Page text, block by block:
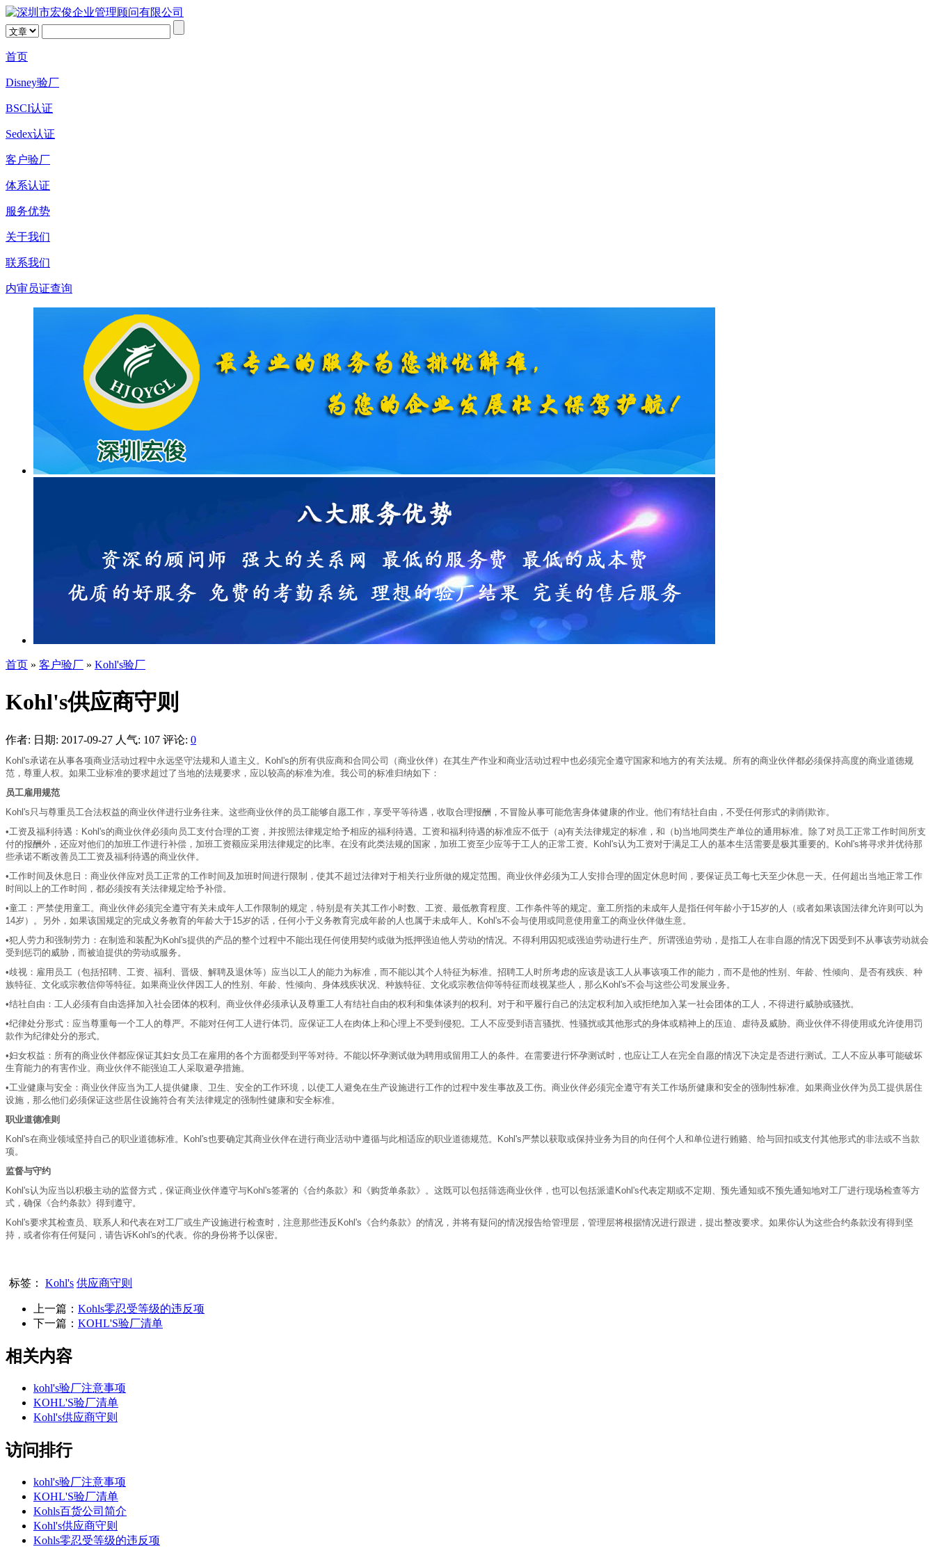
首页
Disney验厂
BSCI认证
Sedex认证
客户验厂
体系认证
服务优势
关于我们
联系我们
内审员证查询
首页 » 客户验厂 » Kohl's验厂
Kohl's供应商守则
作者: 日期: 2017-09-27 人气: 107 评论: 0
Kohl's承诺在从事各项商业活动过程中永远坚守法规和人道主义。Kohl's的所有供应商和合同公司（商业伙伴）在其生产作业和商业活动过程中也必须完全遵守国家和地方的有关法规。所有的商业伙伴都必须保持高度的商业道德规
范，尊重人权。如果工业标准的要求超过了当地的法规要求，应以较高的标准为准。我公司的标准归纳如下：
员工雇用规范
Kohl's只与尊重员工合法权益的商业伙伴进行业务往来。这些商业伙伴的员工能够自愿工作，享受平等待遇，收取合理报酬，不冒险从事可能危害身体健康的作业。他们有结社自由，不受任何形式的剥削欺诈。
•工资及福利待遇：Kohl's的商业伙伴必须向员工支付合理的工资，并按照法律规定给予相应的福利待遇。工资和福利待遇的标准应不低于（a)有关法律规定的标准，和（b)当地同类生产单位的通用标准。除了对员工正常工作时间所支
付的报酬外，还应对他们的加班工作进行补偿，加班工资额应采用法律规定的比率。在没有此类法规的国家，加班工资至少应等于工人的正常工资。Kohl's认为工资对于满足工人的基本生活需要是极其重要的。Kohl's将寻求并优待那
些承诺不断改善员工工资及福利待遇的商业伙伴。
•工作时间及休息日：商业伙伴应对员工正常的工作时间及加班时间进行限制，使其不超过法律对于相关行业所做的规定范围。商业伙伴必须为工人安排合理的固定休息时间，要保证员工每七天至少休息一天。任何超出当地正常工作
时间以上的工作时间，都必须按有关法律规定给予补偿。
•童工：严禁使用童工。商业伙伴必须完全遵守有关未成年人工作限制的规定，特别是有关其工作小时数、工资、最低教育程度、工作条件等的规定。童工所指的未成年人是指任何年龄小于15岁的人（或者如果该国法律允许则可以为
14岁）。另外，如果该国规定的完成义务教育的年龄大于15岁的话，任何小于义务教育完成年龄的人也属于未成年人。Kohl's不会与使用或同意使用童工的商业伙伴做生意。
•犯人劳力和强制劳力：在制造和装配为Kohl's提供的产品的整个过程中不能出现任何使用契约或做为抵押强迫他人劳动的情况。不得利用囚犯或强迫劳动进行生产。所谓强迫劳动，是指工人在非自愿的情况下因受到不从事该劳动就会
受到惩罚的威胁，而被迫提供的劳动或服务。
•歧视：雇用员工（包括招聘、工资、福利、晋级、解聘及退休等）应当以工人的能力为标准，而不能以其个人特征为标准。招聘工人时所考虑的应该是该工人从事该项工作的能力，而不是他的性别、年龄、性倾向、是否有残疾、种
族特征、文化或宗教信仰等特征。如果商业伙伴因工人的性别、年龄、性倾向、身体残疾状况、种族特征、文化或宗教信仰等特征而歧视某些人，那么Kohl's不会与这些公司发展业务。
•结社自由：工人必须有自由选择加入社会团体的权利。商业伙伴必须承认及尊重工人有结社自由的权利和集体谈判的权利。对于和平履行自己的法定权利加入或拒绝加入某一社会团体的工人，不得进行威胁或骚扰。
•纪律处分形式：应当尊重每一个工人的尊严。不能对任何工人进行体罚。应保证工人在肉体上和心理上不受到侵犯。工人不应受到语言骚扰、性骚扰或其他形式的身体或精神上的压迫、虐待及威胁。商业伙伴不得使用或允许使用罚
款作为纪律处分的形式。
•妇女权益：所有的商业伙伴都应保证其妇女员工在雇用的各个方面都受到平等对待。不能以怀孕测试做为聘用或留用工人的条件。在需要进行怀孕测试时，也应让工人在完全自愿的情况下决定是否进行测试。工人不应从事可能破坏
生育能力的有害作业。商业伙伴不能强迫工人采取避孕措施。
•工业健康与安全：商业伙伴应当为工人提供健康、卫生、安全的工作环境，以使工人避免在生产设施进行工作的过程中发生事故及工伤。商业伙伴必须完全遵守有关工作场所健康和安全的强制性标准。如果商业伙伴为员工提供居住
设施，那么他们必须保证这些居住设施符合有关法律规定的强制性健康和安全标准。
职业道德准则
Kohl's在商业领域坚持自己的职业道德标准。Kohl's也要确定其商业伙伴在进行商业活动中遵循与此相适应的职业道德规范。Kohl's严禁以获取或保持业务为目的向任何个人和单位进行贿赂、给与回扣或支付其他形式的非法或不当款
项。
监督与守约
Kohl's认为应当以积极主动的监督方式，保证商业伙伴遵守与Kohl's签署的《合约条款》和《购货单条款》。这既可以包括筛选商业伙伴，也可以包括派遣Kohl's代表定期或不定期、预先通知或不预先通知地对工厂进行现场检查等方
式，确保《合约条款》得到遵守。
Kohl's要求其检查员、联系人和代表在对工厂或生产设施进行检查时，注意那些违反Kohl's《合约条款》的情况，并将有疑问的情况报告给管理层，管理层将根据情况进行跟进，提出整改要求。如果你认为这些合约条款没有得到坚
持，或者你有任何疑问，请告诉Kohl's的代表。你的身份将予以保密。
标签： Kohl's 供应商守则
上一篇： Kohls零忍受等级的违反项
下一篇： KOHL'S验厂清单
相关内容
kohl's验厂注意事项
KOHL'S验厂清单
Kohl's供应商守则
访问排行
kohl's验厂注意事项
KOHL'S验厂清单
Kohls百货公司简介
Kohl's供应商守则
Kohls零忍受等级的违反项